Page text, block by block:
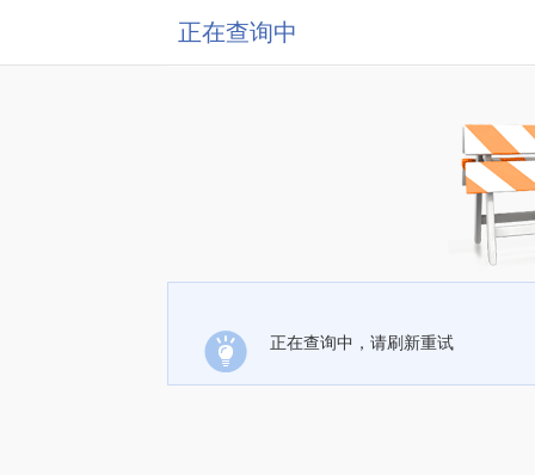
正在查询中
正在查询中，请刷新重试